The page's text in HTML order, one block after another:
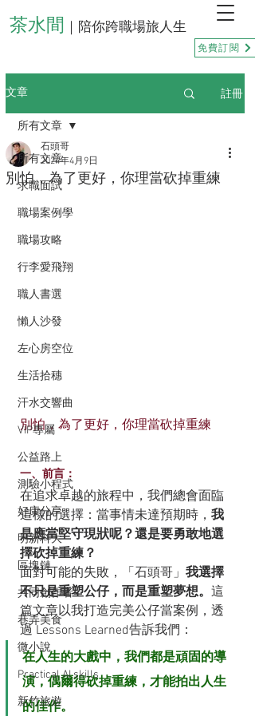
茶水間 ｜陪你跨職場旅人生
免費訂閱
文章 註冊
所有文章
求職面試
職場案例學
職場攻略
行李愛飛翔
職人書選
懶人沙發
左心房空位
生活拾穗
汗水交響曲
VIP專屬
公益路上
測驗小程式
好康分享
明新科大
區塊鏈
共同創作者
巷弄美食
微小說
Practical AI skills
新竹旅遊
所有文章
別怕，為了更好，你理當砍掉重練
石頭哥
2024年4月9日
別怕，為了更好，你理當砍掉重練
一、前言：
在追求卓越的旅程中，我們總會面臨
這樣的選擇：當事情未達預期時， 我
是應當堅守現狀呢？還是要勇敢地選
擇砍掉重練？
面對可能的失敗，「石頭哥」 我選擇
不只是重塑公仔，而是重塑夢想。 這
篇文章以我打造完美公仔當案例，透
過 Lessons Learned告訴我們：
在人生的大戲中，我們都是頑固的導
演，偶爾得砍掉重練，才能拍出人生
的佳作。